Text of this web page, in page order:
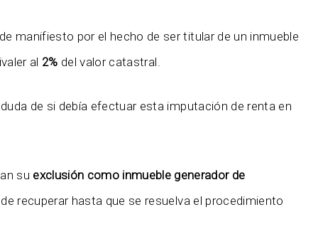
manifiesto por el hecho de ser titular de un inmueble
al 2% del valor catastral.
de si debía efectuar esta imputación de renta en
su exclusión como inmueble generador de
recuperar hasta que se resuelva el procedimiento